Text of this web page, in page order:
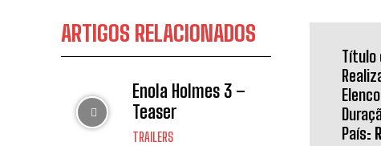
ARTIGOS RELACIONADOS
Enola Holmes 3 –
Teaser
TRAILERS
Título
Elenco
País: